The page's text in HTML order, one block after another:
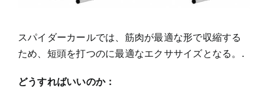
スパイダーカールでは、筋肉が最適な形で収縮する
ため、短頭を打つのに最適なエクササイズとなる。.
どうすればいいのか：